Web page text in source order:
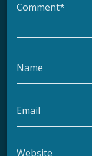
Comment*
Name
Email
Website